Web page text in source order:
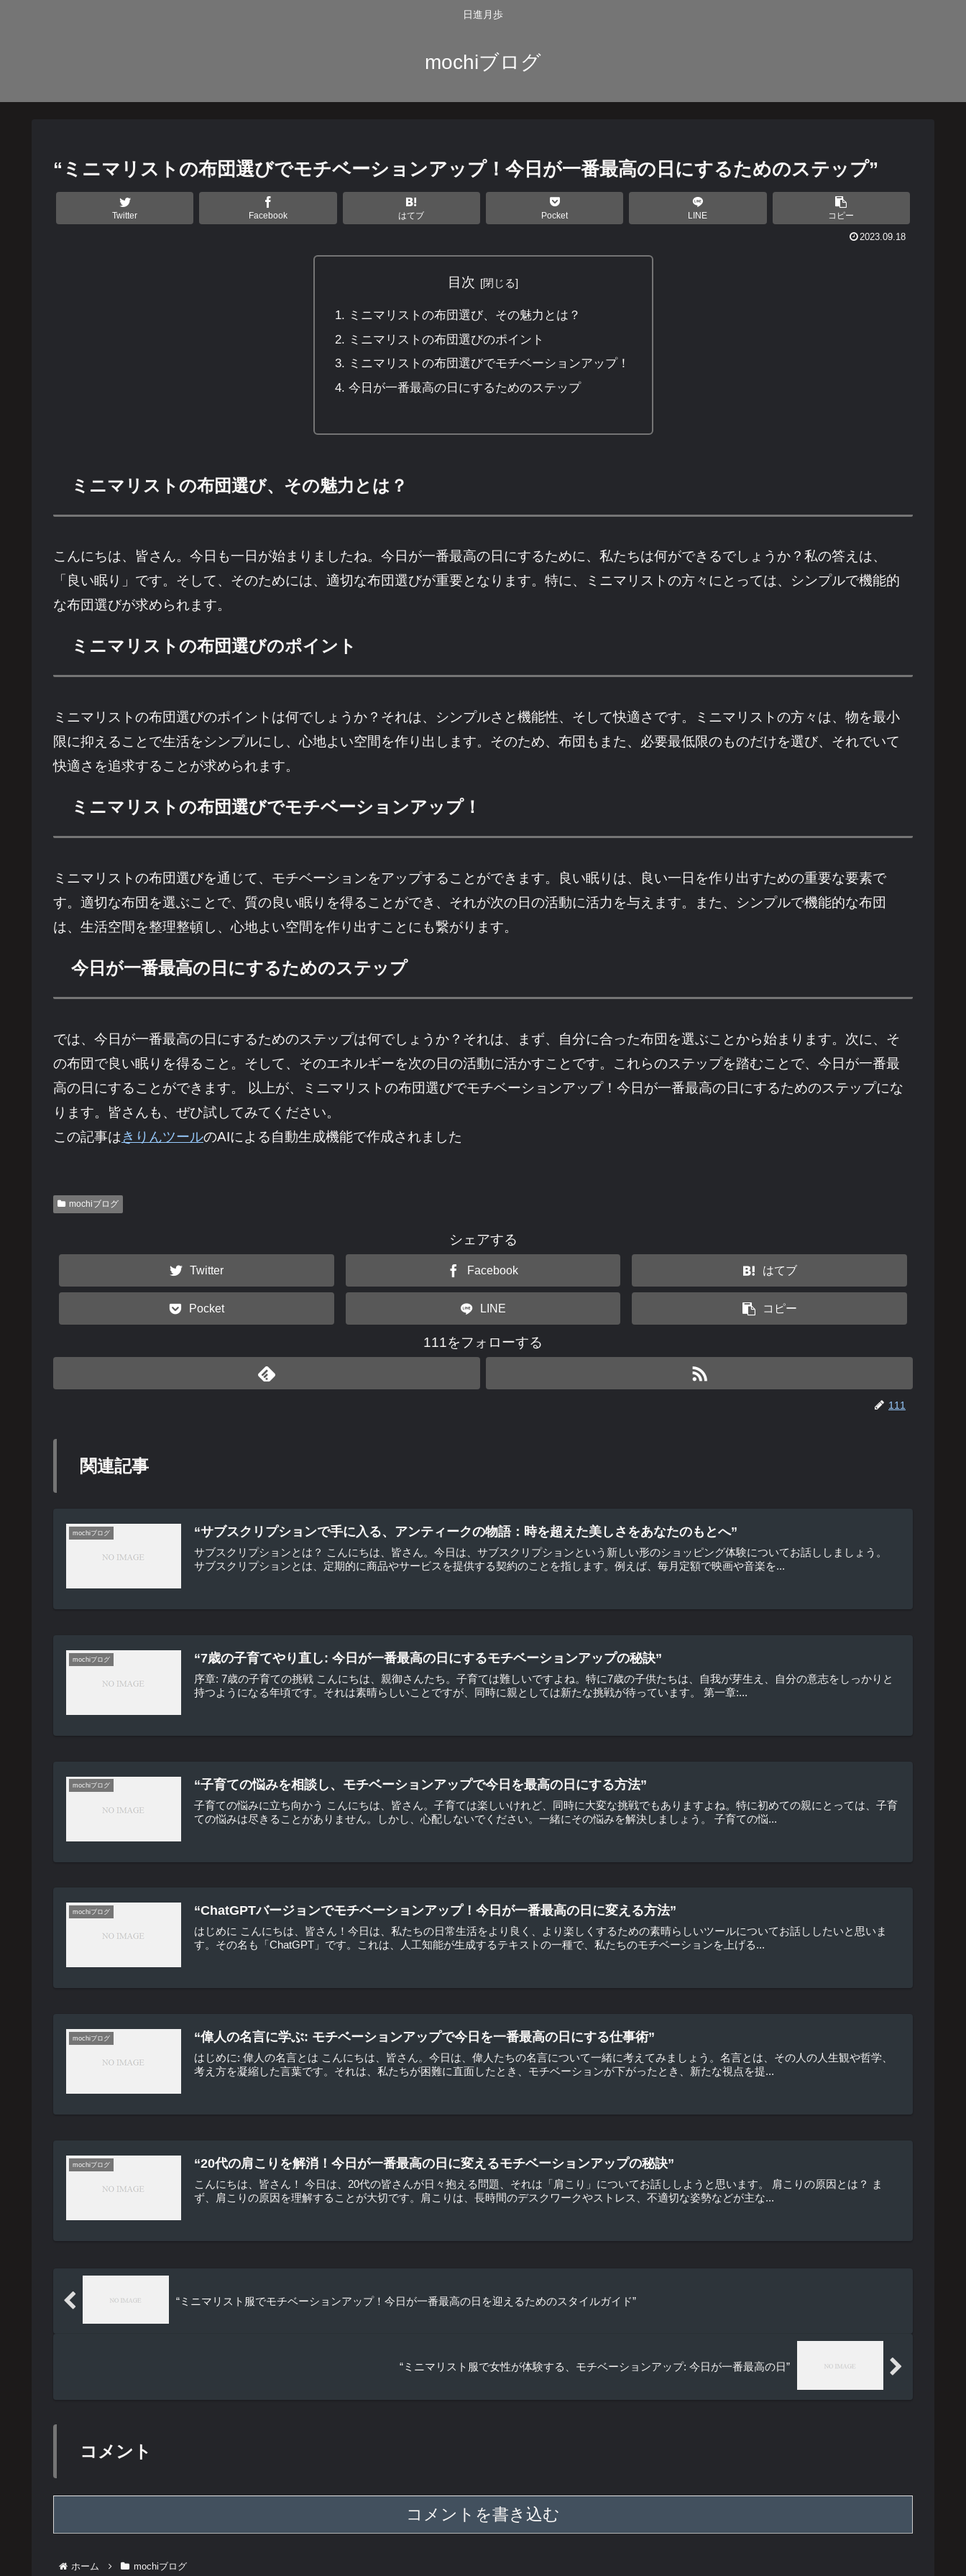
日進月歩
mochiブログ
“ミニマリストの布団選びでモチベーションアップ！今日が一番最高の日にするためのステップ”
Twitter Facebook はてブ Pocket LINE コピー
2023.09.18
目次
ミニマリストの布団選び、その魅力とは？
ミニマリストの布団選びのポイント
ミニマリストの布団選びでモチベーションアップ！
今日が一番最高の日にするためのステップ
ミニマリストの布団選び、その魅力とは？
こんにちは、皆さん。今日も一日が始まりましたね。今日が一番最高の日にするために、私たちは何ができるでしょうか？私の答えは、
「良い眠り」です。そして、そのためには、適切な布団選びが重要となります。特に、ミニマリストの方々にとっては、シンプルで機能的
な布団選びが求められます。
ミニマリストの布団選びのポイント
ミニマリストの布団選びのポイントは何でしょうか？それは、シンプルさと機能性、そして快適さです。ミニマリストの方々は、物を最小
限に抑えることで生活をシンプルにし、心地よい空間を作り出します。そのため、布団もまた、必要最低限のものだけを選び、それでいて
快適さを追求することが求められます。
ミニマリストの布団選びでモチベーションアップ！
ミニマリストの布団選びを通じて、モチベーションをアップすることができます。良い眠りは、良い一日を作り出すための重要な要素で
す。適切な布団を選ぶことで、質の良い眠りを得ることができ、それが次の日の活動に活力を与えます。また、シンプルで機能的な布団
は、生活空間を整理整頓し、心地よい空間を作り出すことにも繋がります。
今日が一番最高の日にするためのステップ
では、今日が一番最高の日にするためのステップは何でしょうか？それは、まず、自分に合った布団を選ぶことから始まります。次に、そ
の布団で良い眠りを得ること。そして、そのエネルギーを次の日の活動に活かすことです。これらのステップを踏むことで、今日が一番最
高の日にすることができます。 以上が、ミニマリストの布団選びでモチベーションアップ！今日が一番最高の日にするためのステップにな
ります。皆さんも、ぜひ試してみてください。
この記事はきりんツールのAIによる自動生成機能で作成されました
mochiブログ
シェアする
Twitter Facebook はてブ
Pocket LINE コピー
111をフォローする
111
関連記事
mochiブログ “サブスクリプションで手に入る、アンティークの物語：時を超えた美しさをあなたのもとへ”
サブスクリプションとは？ こんにちは、皆さん。今日は、サブスクリプションという新しい形のショッピング体験についてお話ししましょう。
サブスクリプションとは、定期的に商品やサービスを提供する契約のことを指します。例えば、毎月定額で映画や音楽を...
mochiブログ “7歳の子育てやり直し: 今日が一番最高の日にするモチベーションアップの秘訣”
序章: 7歳の子育ての挑戦 こんにちは、親御さんたち。子育ては難しいですよね。特に7歳の子供たちは、自我が芽生え、自分の意志をしっかりと
持つようになる年頃です。それは素晴らしいことですが、同時に親としては新たな挑戦が待っています。 第一章:...
mochiブログ “子育ての悩みを相談し、モチベーションアップで今日を最高の日にする方法”
子育ての悩みに立ち向かう こんにちは、皆さん。子育ては楽しいけれど、同時に大変な挑戦でもありますよね。特に初めての親にとっては、子育
ての悩みは尽きることがありません。しかし、心配しないでください。一緒にその悩みを解決しましょう。 子育ての悩...
mochiブログ “ChatGPTバージョンでモチベーションアップ！今日が一番最高の日に変える方法”
はじめに こんにちは、皆さん！今日は、私たちの日常生活をより良く、より楽しくするための素晴らしいツールについてお話ししたいと思いま
す。その名も「ChatGPT」です。これは、人工知能が生成するテキストの一種で、私たちのモチベーションを上げる...
mochiブログ “偉人の名言に学ぶ: モチベーションアップで今日を一番最高の日にする仕事術”
はじめに: 偉人の名言とは こんにちは、皆さん。今日は、偉人たちの名言について一緒に考えてみましょう。名言とは、その人の人生観や哲学、
考え方を凝縮した言葉です。それは、私たちが困難に直面したとき、モチベーションが下がったとき、新たな視点を提...
mochiブログ “20代の肩こりを解消！今日が一番最高の日に変えるモチベーションアップの秘訣”
こんにちは、皆さん！ 今日は、20代の皆さんが日々抱える問題、それは「肩こり」についてお話ししようと思います。 肩こりの原因とは？ ま
ず、肩こりの原因を理解することが大切です。肩こりは、長時間のデスクワークやストレス、不適切な姿勢などが主な...
“ミニマリスト服でモチベーションアップ！今日が一番最高の日を迎えるためのスタイルガイド”
“ミニマリスト服で女性が体験する、モチベーションアップ: 今日が一番最高の日”
コメント
コメントを書き込む
ホーム mochiブログ